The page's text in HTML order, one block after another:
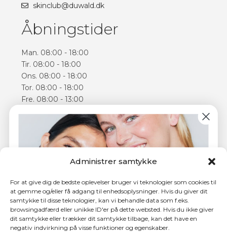
Administrer samtykke
For at give dig de bedste oplevelser bruger vi teknologier som cookies til
at gemme og/eller få adgang til enhedsoplysninger. Hvis du giver dit
samtykke til disse teknologier, kan vi behandle data som f.eks.
browsingadfærd eller unikke ID'er på dette websted. Hvis du ikke giver
dit samtykke eller trækker dit samtykke tilbage, kan det have en
negativ indvirkning på visse funktioner og egenskaber.
skinclub@duwald.dk
Åbningstider
Man. 08:00 - 18:00
Tir. 08:00 - 18:00
Ons. 08:00 - 18:00
Tor. 08:00 - 18:00
Fre. 08:00 - 13:00
Åbningstiderne kan varierer
Følg os
Instagram
4,5 ud af 5 stjerner hos Trustpilot
Tilmeld dig nyhedsbrevet og få150 kr.